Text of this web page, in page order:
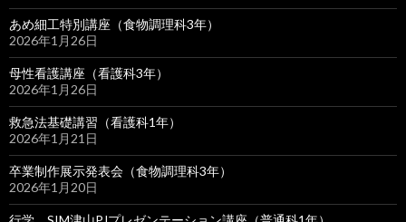
あめ細工特別講座（食物調理科3年）
2026年1月26日
母性看護講座（看護科3年）
2026年1月26日
救急法基礎講習（看護科1年）
2026年1月21日
卒業制作展示発表会（食物調理科3年）
2026年1月20日